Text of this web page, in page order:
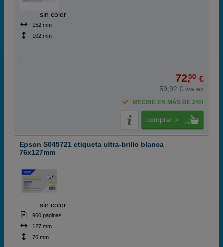
sin color
152 mm
102 mm
72,50 €
59,92 € iva ex
RECIBE EN MÁS DE 24H
comprar >
Epson S045721 etiqueta ultra-brillo blanca
76x127mm
sin color
960 páginas
127 mm
76 mm